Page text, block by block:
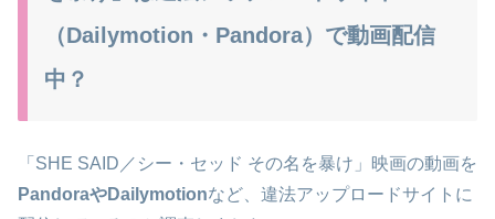
（Dailymotion・Pandora）で動画配信
中？
「SHE SAID／シー・セッド その名を暴け」映画の動画を
PandoraやDailymotionなど、違法アップロードサイトに